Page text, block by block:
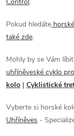
v
ý
p
i
s
u
Pokud hledáte
také zde.
Mohly by se Vám
uhříněveské cyklo
kolo | Cyklistické
Vyberte si horské
Uhříněves -